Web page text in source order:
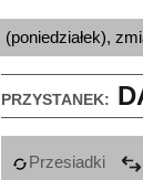
PRZYSTANEK:
Przesiadki